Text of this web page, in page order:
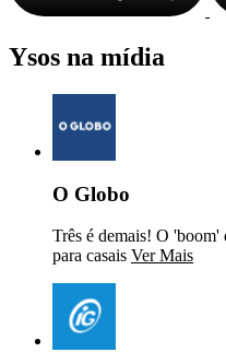
Ysos na mídia
O Globo
Três é demais! O 'boom'
para casais Ver Mais